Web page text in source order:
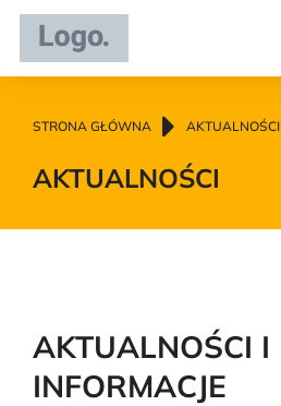
Jesteś tutaj:
STRONA GŁÓWNA AKTUALNOŚCI
AKTUALNOŚCI
AKTUALNOŚCI I
INFORMACJE